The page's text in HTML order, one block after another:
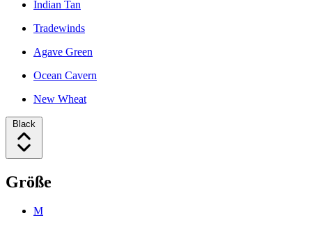
Indian Tan
Tradewinds
Agave Green
Ocean Cavern
New Wheat
Black
Größe
M